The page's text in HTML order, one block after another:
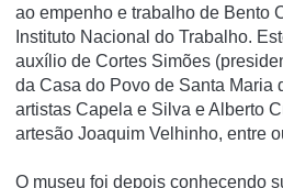
ao empenho e trabalho de Bento
Instituto Nacional do Trabalho.
auxí­lio de Cortes Simões
da Casa do Povo de Santa Maria
artistas Capela e Silva e Alberto
artesão Joaquim Velhinho, entre
O museu foi depois conhecendo